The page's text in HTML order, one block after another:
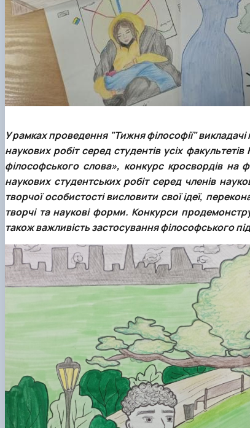
У рамках проведення"Тижня філософії"
наукових робіт серед студентів усіх
філософського слова», конкурс кросвордів на
наукових студентських робіт серед членів
творчої особистості висловити свої ідеї,
творчі та наукові форми. Конкурси
також важливість застосування філософського